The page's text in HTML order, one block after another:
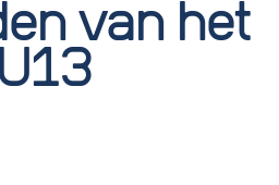
van het